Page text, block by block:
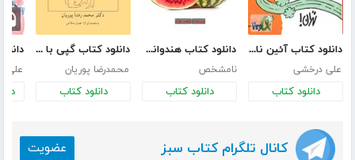
دانلود کتاب آئین نامه راهنمایی رانندگی به زبان طنز
علی درخشی
دانلود کتاب
دانلود کتاب هندوانه با طعم خنده
نامشخص
دانلود کتاب
دانلود کتاب گپی با عزرائیل
محمدرضا پوریان
دانلود کتاب
علی
کانال تلگرام کتاب سبز عضویت